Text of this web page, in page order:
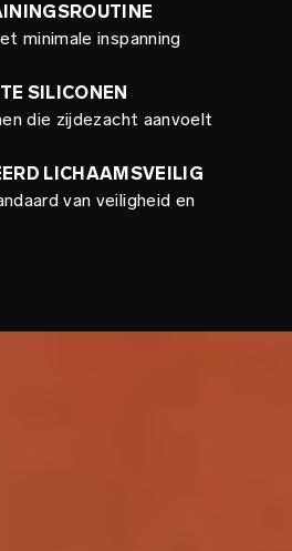
minimale inspanning
SILICONEN
die zijdezacht aanvoelt
LICHAAMSVEILIG
van veiligheid en